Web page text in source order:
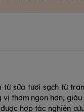
từ sữa tươi sạch từ
thơm ngon hơn, giàu
hợp tác nghiên